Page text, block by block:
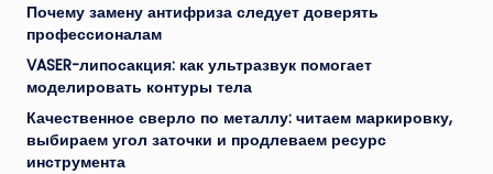
Почему замену антифриза следует доверять
профессионалам
VASER-липосакция: как ультразвук помогает
моделировать контуры тела
Качественное сверло по металлу: читаем маркировку,
выбираем угол заточки и продлеваем ресурс
инструмента